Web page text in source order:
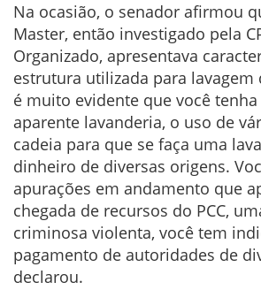
Na ocasião, o senador afirmou
Master, então investigado pela
Organizado, apresentava
estrutura utilizada para lavagem
é muito evidente que você
aparente lavanderia, o uso de
cadeia para que se faça uma
dinheiro de diversas origens.
apurações em andamento que
chegada de recursos do PCC,
criminosa violenta, você tem
pagamento de autoridades de
declarou.